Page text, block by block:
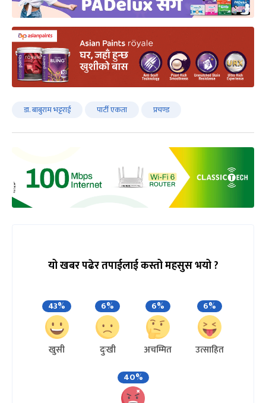
डा. बाबुराम भट्टराई पार्टी एकता प्रचण्ड
यो खबर पढेर तपाईलाई कस्तो महसुस भयो ?
43%
खुसी
6%
दुःखी
6%
अचम्मित
6%
उत्साहित
40%